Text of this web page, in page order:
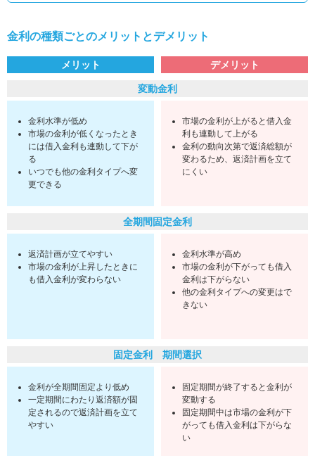
金利の種類ごとのメリットとデメリット
メリット デメリット
変動金利
金利水準が低め
市場の金利が低くなったとき
には借入金利も連動して下が
る
いつでも他の金利タイプへ変
更できる
市場の金利が上がると借入金
利も連動して上がる
金利の動向次第で返済総額が
変わるため、返済計画を立て
にくい
全期間固定金利
返済計画が立てやすい
市場の金利が上昇したときに
も借入金利が変わらない
金利水準が高め
市場の金利が下がっても借入
金利は下がらない
他の金利タイプへの変更はで
きない
固定金利 期間選択
金利が全期間固定より低め
一定期間にわたり返済額が固
定されるので返済計画を立て
やすい
固定期間が終了すると金利が
変動する
固定期間中は市場の金利が下
がっても借入金利は下がらな
い